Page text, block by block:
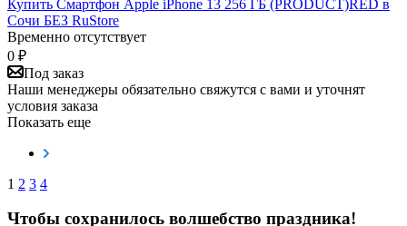
Купить Смартфон Apple iPhone 13 256 ГБ (PRODUCT)RED в
Сочи БЕЗ RuStore
Временно отсутствует
0 ₽
Под заказ
Наши менеджеры обязательно свяжутся с вами и уточнят
условия заказа
Показать еще
1 2 3 4
Чтобы сохранилось волшебство праздника!